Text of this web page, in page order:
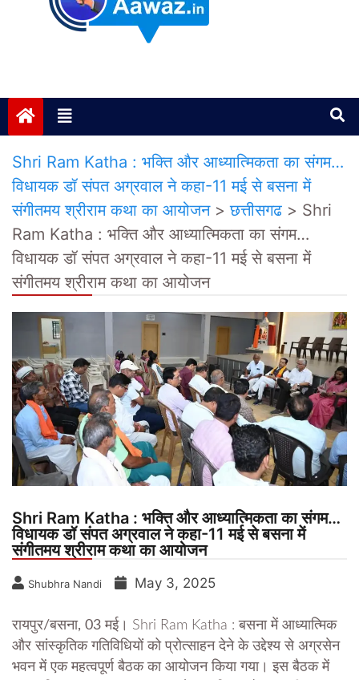
Shri Ram Katha : भक्ति और आध्यात्मिकता का संगम…
विधायक डॉ संपत अग्रवाल ने कहा-11 मई से बसना में
संगीतमय श्रीराम कथा का आयोजन>छत्तीसगढ > Shri
Ram Katha : भक्ति और आध्यात्मिकता का संगम…
विधायक डॉ संपत अग्रवाल ने कहा-11 मई से बसना में
संगीतमय श्रीराम कथा का आयोजन
Shri Ram Katha : भक्ति और आध्यात्मिकता का संगम…
विधायक डॉ संपत अग्रवाल ने कहा-11 मई से बसना में
संगीतमय श्रीराम कथा का आयोजन
Shubhra Nandi May 3, 2025
रायपुर/बसना, 03 मई। Shri Ram Katha : बसना में आध्यात्मिक
और सांस्कृतिक गतिविधियों को प्रोत्साहन देने के उद्देश्य से अग्रसेन
भवन में एक महत्वपूर्ण बैठक का आयोजन किया गया। इस बैठक में